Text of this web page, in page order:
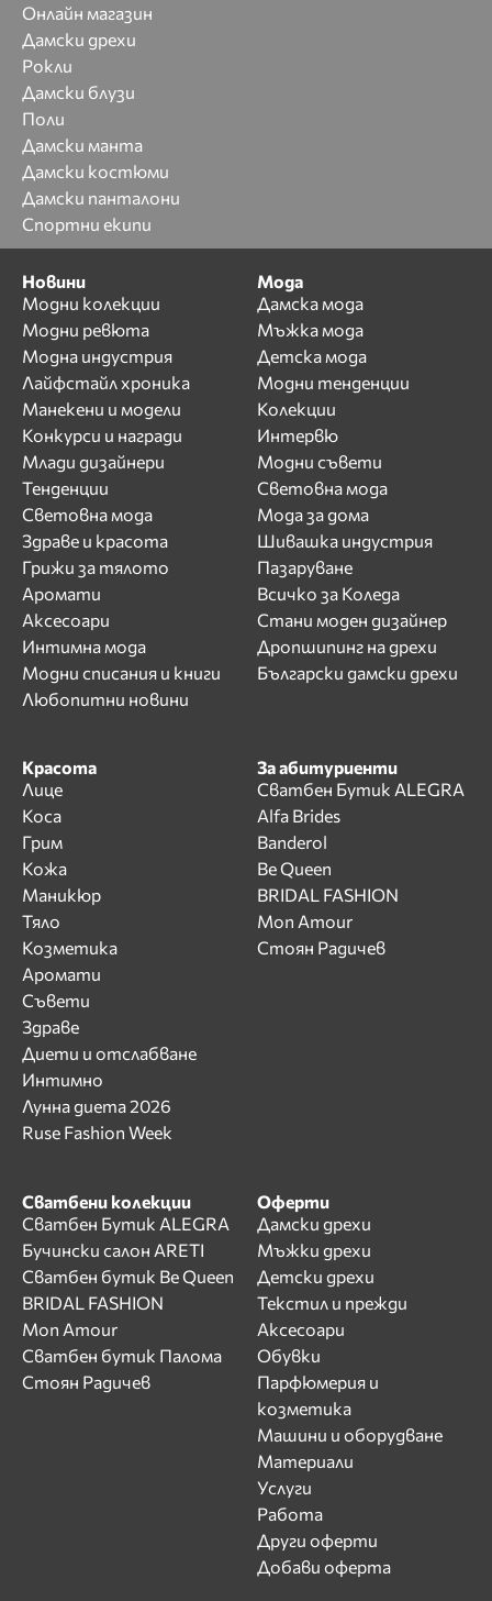
Онлайн магазин
Дамски дрехи
Рокли
Дамски блузи
Поли
Дамски манта
Дамски костюми
Дамски панталони
Спортни екипи
Новини
Модни колекции
Модни ревюта
Модна индустрия
Лайфстайл хроника
Манекени и модели
Конкурси и награди
Млади дизайнери
Тенденции
Световна мода
Здраве и красота
Грижи за тялото
Аромати
Аксесоари
Интимна мода
Модни списания и книги
Любопитни новини
Мода
Дамска мода
Мъжка мода
Детска мода
Модни тенденции
Колекции
Интервю
Модни съвети
Световна мода
Мода за дома
Шивашка индустрия
Пазаруване
Всичко за Коледа
Стани моден дизайнер
Дропшипинг на дрехи
Български дамски дрехи
Красота
Лице
Коса
Грим
Кожа
Маникюр
Тяло
Козметика
Аромати
Съвети
Здраве
Диети и отслабване
Интимно
Лунна диета 2026
Ruse Fashion Week
За абитуриенти
Сватбен Бутик ALEGRA
Alfa Brides
Banderol
Be Queen
BRIDAL FASHION
Mon Amour
Стоян Радичев
Сватбени колекции
Сватбен Бутик ALEGRA
Бучински салон ARETI
Сватбен бутик Be Queen
BRIDAL FASHION
Mon Amour
Сватбен бутик Палома
Стоян Радичев
Оферти
Дамски дрехи
Мъжки дрехи
Детски дрехи
Текстил и прежди
Аксесоари
Обувки
Парфюмерия и
козметика
Машини и оборудване
Материали
Услуги
Работа
Други оферти
Добави оферта